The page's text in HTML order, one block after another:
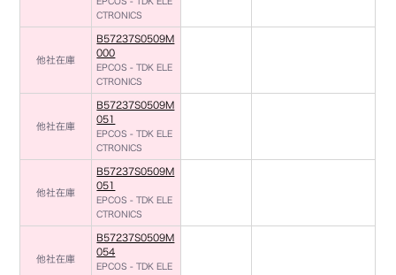
CTRONICS
他社在庫
B57237S0509M
000
EPCOS - TDK ELE
CTRONICS
他社在庫
B57237S0509M
051
EPCOS - TDK ELE
CTRONICS
他社在庫
B57237S0509M
051
EPCOS - TDK ELE
CTRONICS
他社在庫
B57237S0509M
054
EPCOS - TDK ELE